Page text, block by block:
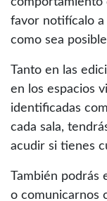
favor notifícalo
como sea
Tanto en las
en los espacios
identificadas
cada sala,
acudir si tienes
También podrás
o comunicarnos